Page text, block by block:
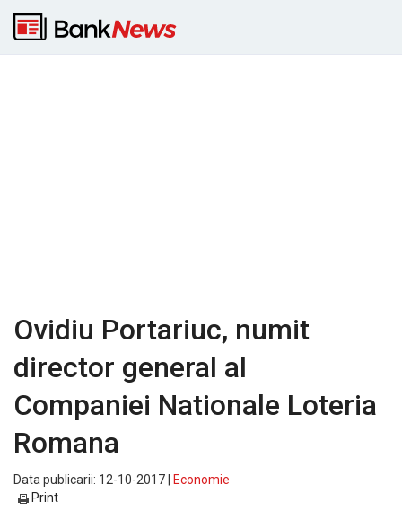
Ovidiu Portariuc, numit
director general al
Companiei Nationale Loteria
Romana
Data publicarii: 12-10-2017 |
Economie
Print